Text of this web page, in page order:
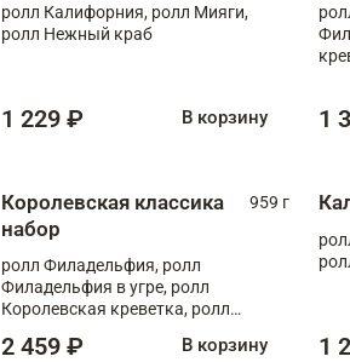
ролл Калифорния, ролл Мияги,
ролл Нежный краб
1 229 ₽ В корзину 1
Королевская классика
набор
959 г
ролл Филадельфия, ролл
Филадельфия в угре, ролл
Королевская креветка, ролл
2 459 ₽ В корзину 1